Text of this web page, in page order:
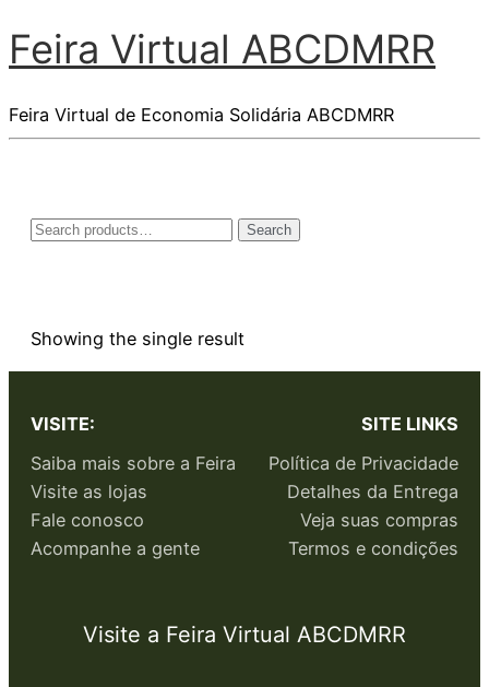
Feira Virtual ABCDMRR
Feira Virtual de Economia Solidária ABCDMRR
Search
Showing the single result
VISITE:
Saiba mais sobre a Feira
Visite as lojas
Fale conosco
Acompanhe a gente
SITE LINKS
Política de Privacidade
Detalhes da Entrega
Veja suas compras
Termos e condições
Visite a Feira Virtual ABCDMRR